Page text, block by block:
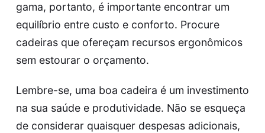
gama, portanto, é importante encontrar um
equilíbrio entre custo e conforto. Procure
cadeiras que ofereçam recursos ergonômicos
sem estourar o orçamento.
Lembre-se, uma boa cadeira é um investimento
na sua saúde e produtividade. Não se esqueça
de considerar quaisquer despesas adicionais,